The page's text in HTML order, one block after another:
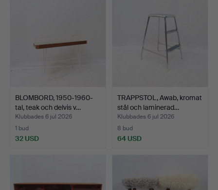
BLOMBORD, 1950-1960-
tal, teak och delvis v…
Klubbades 6 jul 2026
1 bud
32 USD
TRAPPSTOL, Awab, kromat
stål och laminerad…
Klubbades 6 jul 2026
8 bud
64 USD